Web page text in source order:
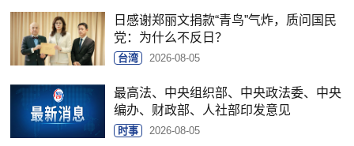
日感谢郑丽文捐款“青鸟”气炸，质问国民
党：为什么不反日？
台湾 2026-08-05
最高法、中央组织部、中央政法委、中央
编办、财政部、人社部印发意见
时事 2026-08-05